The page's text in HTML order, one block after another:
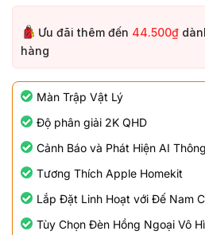
Ưu đãi thêm đến 44.500₫
hàng
Màn Trập Vật Lý
Độ phân giải 2K QHD
Cảnh Báo và Phát Hiện AI
Tương Thích Apple Homekit
Lắp Đặt Linh Hoạt với Đế Nam
Tùy Chọn Đèn Hồng Ngoại Vô